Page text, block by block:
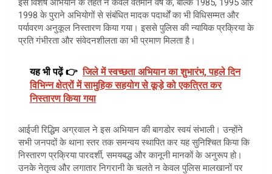
इस विशेष अभियान के तहत न केवल वर्तमान वर्ष के, बल्कि 1985, 1995 और
1998 के पुराने अभियोगों से संबंधित मादक पदार्थों का भी विधिसम्मत और
पर्यावरण अनुकूल निस्तारण किया गया। इससे पुलिस की न्यायिक प्रक्रिया के
प्रति गंभीरता और संवेदनशीलता का भी प्रमाण मिलता है।
यह भी पढ़ें 👉 जिले में स्वच्छता अभियान का शुभारंभ, पहले दिन
विभिन्न क्षेत्रों में सामुहिक सहयोग से कूड़े को एकत्रित कर
निस्तारण किया गया
आईजी रिद्धिम अग्रवाल ने इस अभियान की बागडोर स्वयं संभाली। उन्होंने
सभी जनपदों के थाना स्तर तक समन्वय स्थापित कर यह सुनिश्चित किया कि
निस्तारण प्रक्रिया पारदर्शी, समयबद्ध और कानूनी मानकों के अनुरूप हो।
उनके नेतृत्व और लगातार निगरानी के चलते न केवल पुलिस मालखानों पर